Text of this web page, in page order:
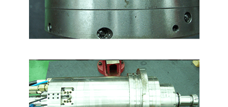
聯絡我們